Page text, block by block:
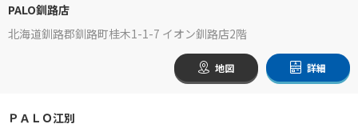
PALO釧路店
北海道釧路郡釧路町桂木1-1-7 イオン釧路店2階
地図 詳細
ＰＡＬＯ江別